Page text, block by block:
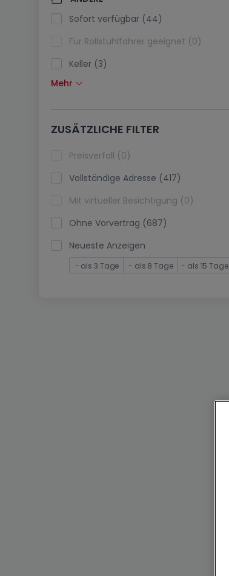
Klimaanlagen (0)
Glasfaser (0)
Sofort verfügbar (44)
Für Rollstuhlfahrer geeignet (0)
Keller (3)
Dachboden (0)
Fahrstuhl (1)
immobilienleibrente (0)
Ferienimmobilien (0)
Mehr
ZUSÄTZLICHE FILTER
Preisverfall (0)
Vollständige Adresse (417)
Mit virtueller Besichtigung (0)
Ohne Vorvertrag (687)
Neueste Anzeigen
- als 3 Tage - als 8 Tage - als 15 Tage